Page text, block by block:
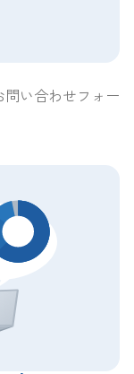
い合わせフォー